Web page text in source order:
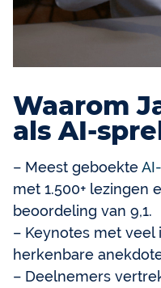
Waarom
als AI-
– Meest geboekte
met 1.500+ lezingen
beoordeling van 9,1.
– Keynotes met
herkenbare
– Deelnemers